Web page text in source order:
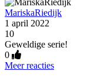
MariskaRiedijk
1 april 2022
10
Geweldige serie!
0
Meer reacties